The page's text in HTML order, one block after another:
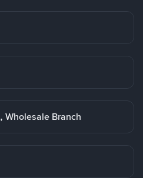
Wholesale Branch